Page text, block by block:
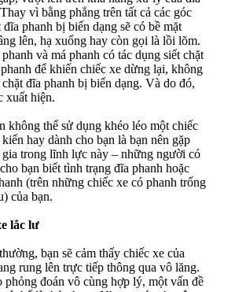
vì bằng phẳng trên tất cả các góc
đĩa phanh bị biến dạng sẽ có bề mặt
lên, hạ xuống hay còn gọi là lồi lõm.
và má phanh có tác dụng siết chặt
để khiến chiếc xe dừng lại, không
đĩa phanh bị biến dạng. Và do đó,
xuất hiện.
không thể sử dụng khéo léo một chiếc
hay dành cho bạn là bạn nên gặp
gia trong lĩnh lực này – những người có
bạn biết tình trạng đĩa phanh hoặc
(trên những chiếc xe có phanh trống
của bạn.
lắc lư
bạn sẽ cảm thấy chiếc xe của
rung lên trực tiếp thông qua vô lăng.
phỏng đoán vô cùng hợp lý, một vấn đề